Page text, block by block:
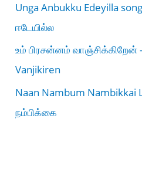
Unga Anbukku Edeyilla
ஈடேயில்ல
உம் பிரசன்னம் வாஞ்சிக்கிறேன்
Vanjikiren
Naan Nambum Nambikkai
நம்பிக்கை